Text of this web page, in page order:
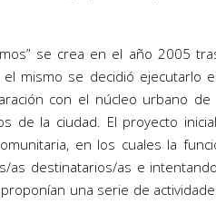
se crea en el año 2005
mismo se decidió ejecutarlo
con el núcleo urbano
de la ciudad. El proyecto
en los cuales la
as destinatarios/as e
una serie de